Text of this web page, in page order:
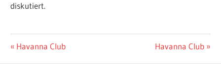
diskutiert.
Beitragsnavigation
Vorheriger
Havanna Club
Nächster
Havanna Club